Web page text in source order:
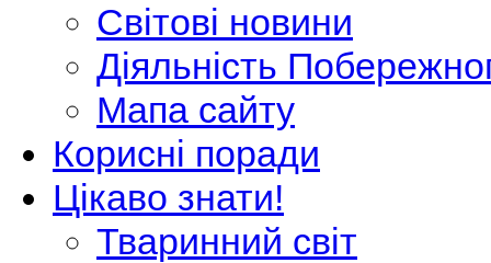
Світові новини
Діяльність
Мапа сайту
Корисні поради
Цікаво знати!
Тваринний світ